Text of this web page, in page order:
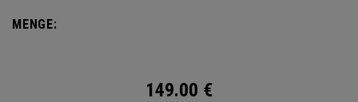
MENGE:
149.00 €